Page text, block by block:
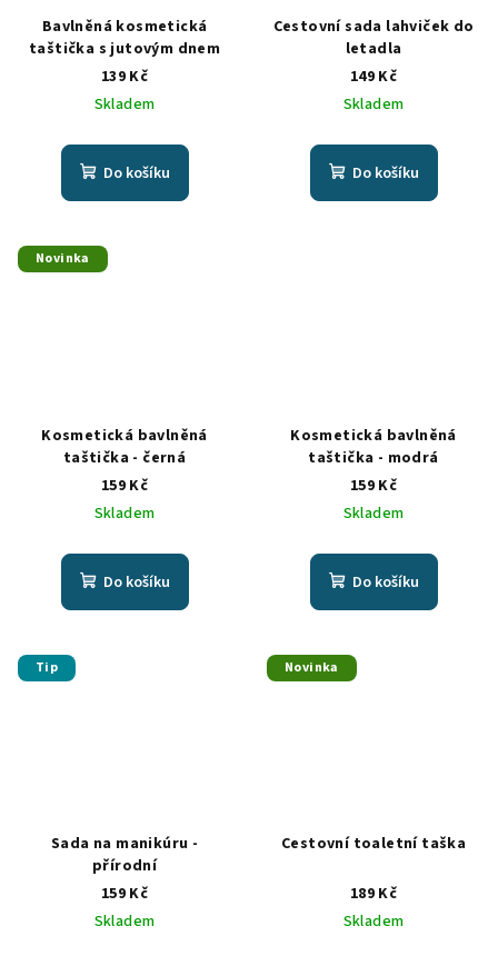
Bavlněná kosmetická
taštička s jutovým dnem
139 Kč
Skladem
Do košíku
Cestovní sada lahviček do
letadla
149 Kč
Skladem
Do košíku
Novinka
Kosmetická bavlněná
taštička - černá
159 Kč
Skladem
Do košíku
Kosmetická bavlněná
taštička - modrá
159 Kč
Skladem
Do košíku
Tip
Sada na manikúru -
přírodní
159 Kč
Skladem
Novinka
Cestovní toaletní taška
189 Kč
Skladem